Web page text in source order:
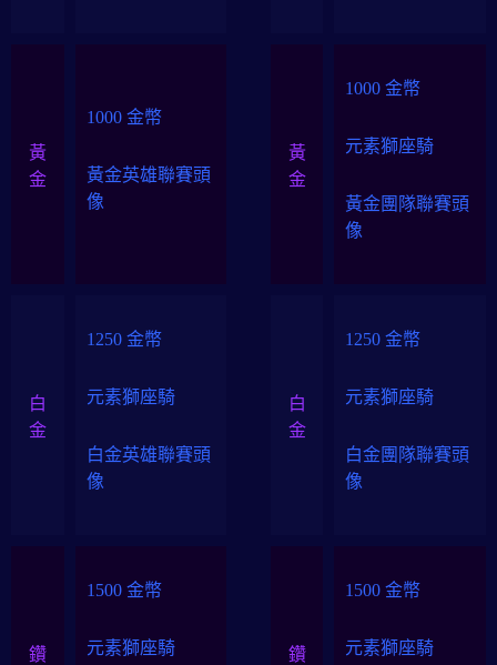
黃
金
1000 金幣
黃金英雄聯賽頭
像
黃
金
1000 金幣
元素獅座騎
黃金團隊聯賽頭
像
白
金
1250 金幣
元素獅座騎
白金英雄聯賽頭
像
白
金
1250 金幣
元素獅座騎
白金團隊聯賽頭
像
鑽
1500 金幣
元素獅座騎
鑽
1500 金幣
元素獅座騎